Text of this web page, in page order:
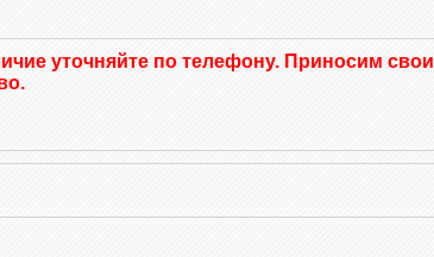
уточняйте по телефону. Приносим свои